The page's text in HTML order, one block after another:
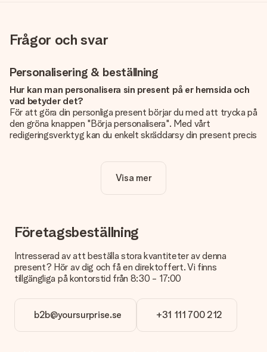
Frågor och svar
Personalisering & beställning
Hur kan man personalisera sin present på er hemsida och
vad betyder det?
För att göra din personliga present börjar du med att trycka på
den gröna knappen "Börja personalisera". Med vårt
redigeringsverktyg kan du enkelt skräddarsy din present precis
Kostar det något extra att personalisera sin present?
Hur vet jag att min bild har tillräckligt hög kvalitet?
det viktigt att använda foton av hög kvalitet. Om du är osäker
på kvaliteten på din bild kan du kontakta vår kundtjänst och
bifoga ditt foto tillsammans med den gåva du är intresserad
Vilket format kan jag ladda upp?
Du kan ladda upp filer i JPG och PNG-format. Är detta för
Visa mer
Företagsbeställning
Intresserad av att beställa stora kvantiteter av denna
present? Hör av dig och få en direktoffert. Vi finns
tillgängliga på kontorstid från 8:30 - 17:00
b2b@yoursurprise.se +31 111 700 212